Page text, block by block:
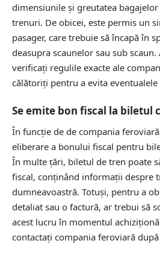
dimensiunile și greutatea
trenuri. De obicei, este permis un
pasager, care trebuie să încapă în
deasupra scaunelor sau sub
verificați regulile exacte ale
călătoriți pentru a evita
Se emite bon fiscal la biletul
În funcție de de compania
eliberare a bonului fiscal pentru
În multe țări, biletul de tren poate
fiscal, conținând informații despre
dumneavoastră. Totuși, pentru a
detaliat sau o factură, ar trebui să
acest lucru în momentul
contactați compania feroviară